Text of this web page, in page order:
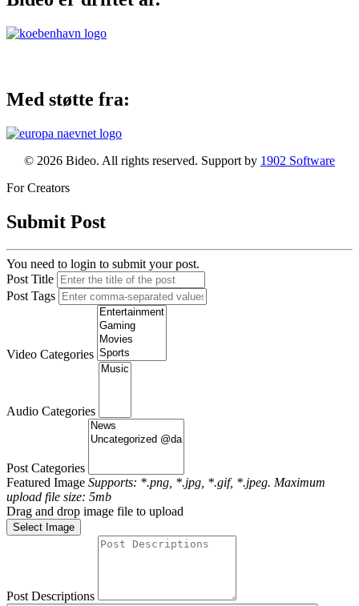
Med støtte fra:
© 2026 Bideo. All rights reserved. Support by 1902 Software
For Creators
Submit Post
You need to login to submit your post.
Post Title
Post Tags
Video Categories
Audio Categories
Post Categories
Featured Image Supports: *.png, *.jpg, *.gif, *.jpeg. Maximum
upload file size: 5mb
Drag and drop image file to upload
Select Image
Post Descriptions